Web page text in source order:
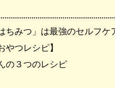
ちみつ」は最強のセルフケ
つレシピ】
の３つのレシピ